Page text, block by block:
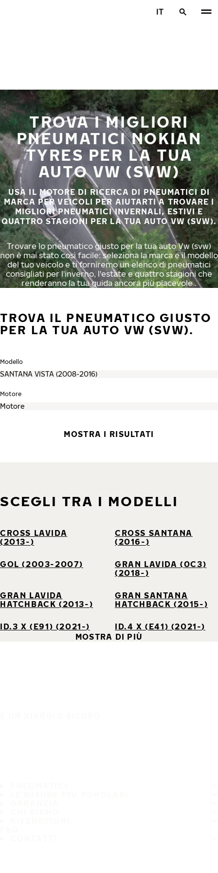
IT
TROVA I MIGLIORI
PNEUMATICI NOKIAN
TYRES PER LA TUA
AUTO VW (SVW)
USA IL MOTORE DI RICERCA DI PNEUMATICI DI
MARCA PER VEICOLI PER AIUTARTI A TROVARE I
MIGLIORI PNEUMATICI INVERNALI, ESTIVI E
QUATTRO STAGIONI PER LA TUA AUTO VW (SVW).
Trovare lo pneumatico giusto per la tua auto Vw (svw)
non è mai stato così facile: seleziona la marca e il modello
del tuo veicolo e ti forniremo un elenco di pneumatici
consigliati per l'inverno, l'estate e quattro stagioni che
renderanno la tua guida ancora più piacevole .
TROVA IL PNEUMATICO GIUSTO
PER LA TUA AUTO VW (SVW).
Modello
Motore
MOSTRA I RISULTATI
SCEGLI TRA I MODELLI
CROSS LAVIDA
(2013-)
CROSS SANTANA
(2016-)
GOL (2003-2007)
GRAN LAVIDA (0C3)
(2018-)
GRAN LAVIDA
HATCHBACK (2013-)
GRAN SANTANA
HATCHBACK (2015-)
ID.3 X (E91) (2021-)
ID.4 X (E41) (2021-)
MOSTRA DI PIÙ